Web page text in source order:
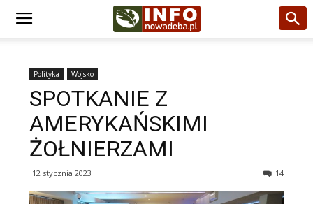
Polityka Wojsko
SPOTKANIE Z
AMERYKAŃSKIMI
ŻOŁNIERZAMI
12 stycznia 2023 14